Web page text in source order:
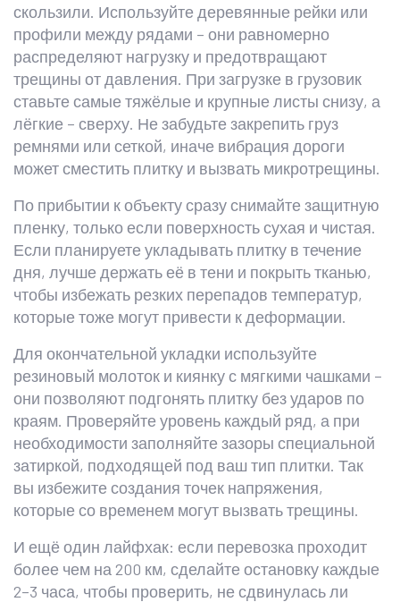
скользили. Используйте деревянные рейки или
профили между рядами – они равномерно
распределяют нагрузку и предотвращают
трещины от давления. При загрузке в грузовик
ставьте самые тяжёлые и крупные листы снизу, а
лёгкие – сверху. Не забудьте закрепить груз
ремнями или сеткой, иначе вибрация дороги
может сместить плитку и вызвать микротрещины.
По прибытии к объекту сразу снимайте защитную
пленку, только если поверхность сухая и чистая.
Если планируете укладывать плитку в течение
дня, лучше держать её в тени и покрыть тканью,
чтобы избежать резких перепадов температур,
которые тоже могут привести к деформации.
Для окончательной укладки используйте
резиновый молоток и киянку с мягкими чашками –
они позволяют подгонять плитку без ударов по
краям. Проверяйте уровень каждый ряд, а при
необходимости заполняйте зазоры специальной
затиркой, подходящей под ваш тип плитки. Так
вы избежите создания точек напряжения,
которые со временем могут вызвать трещины.
И ещё один лайфхак: если перевозка проходит
более чем на 200 км, сделайте остановку каждые
2–3 часа, чтобы проверить, не сдвинулась ли